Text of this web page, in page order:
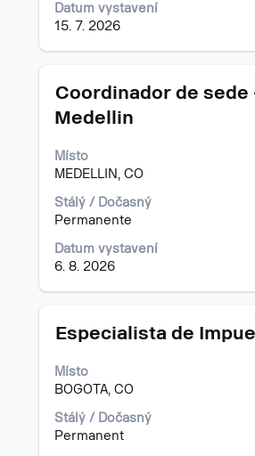
Datum vystavení
15. 7. 2026
Titul
Coordinador de sede
Medellin
Místo
MEDELLIN, CO
Stálý / Dočasný
Permanente
Datum vystavení
6. 8. 2026
Vyberte
zobrazení
informací
o
profesi.
Titul
Especialista de
Místo
BOGOTA, CO
Stálý / Dočasný
Permanent
Vyberte
mezerníkem
zobrazení
veškerých
informací
o
profesi.